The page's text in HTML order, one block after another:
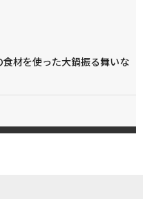
材を使った大鍋振る舞いな